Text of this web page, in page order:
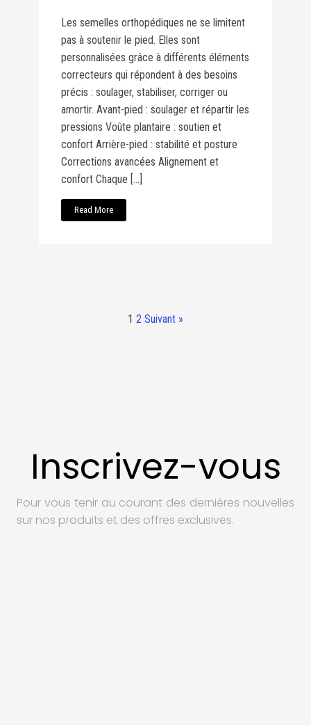
Les semelles orthopédiques ne se limitent
pas à soutenir le pied. Elles sont
personnalisées grâce à différents éléments
correcteurs qui répondent à des besoins
précis : soulager, stabiliser, corriger ou
amortir. Avant-pied : soulager et répartir les
pressions Voûte plantaire : soutien et
confort Arrière-pied : stabilité et posture
Corrections avancées Alignement et
confort Chaque […]
Read More
1 2 Suivant »
Inscrivez-vous
Pour vous tenir au courant des dernières nouvelles
sur nos produits et des offres exclusives.